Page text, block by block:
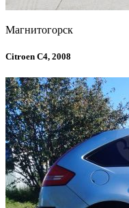
Магнитогорск
Citroen C4, 2008